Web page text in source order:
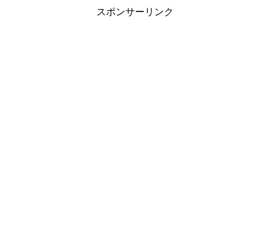
スポンサーリンク